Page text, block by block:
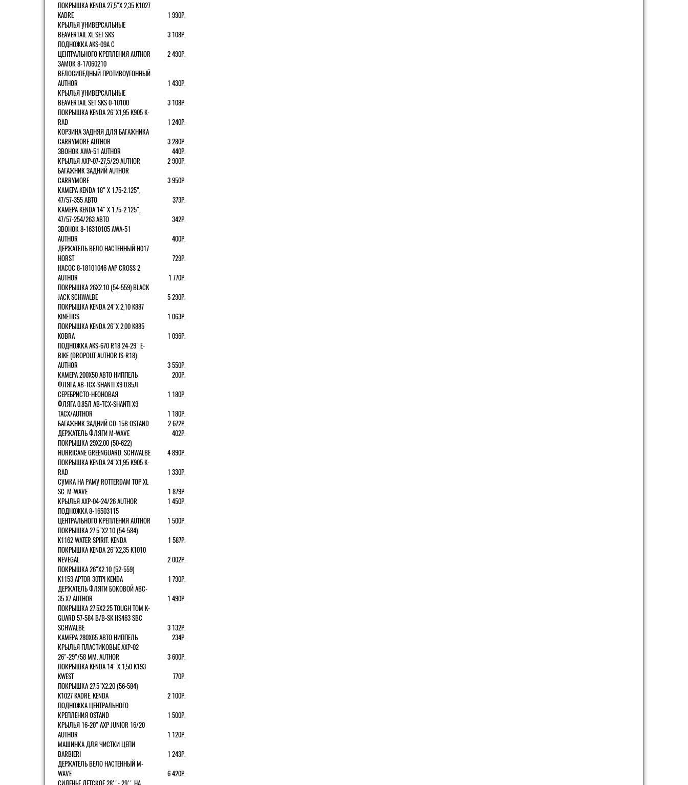
ПОКРЫШКА KENDA 27,5"Х 2,35 K1027
KADRE
1 990Р.
КРЫЛЬЯ УНИВЕРСАЛЬНЫЕ
BEAVERTAIL XL SET SKS
3 108Р.
ПОДНОЖКА AKS-09A C
ЦЕНТРАЛЬНОГО КРЕПЛЕНИЯ AUTHOR
2 490Р.
ЗАМОК 8-17060210
ВЕЛОСИПЕДНЫЙ ПРОТИВОУГОННЫЙ
AUTHOR
1 430Р.
КРЫЛЬЯ УНИВЕРСАЛЬНЫЕ
BEAVERTAIL SET SKS 0-10100
3 108Р.
ПОКРЫШКА KENDA 26"Х1,95 K905 K-
RAD
1 240Р.
КОРЗИНА ЗАДНЯЯ ДЛЯ БАГАЖНИКА
CARRYMORE AUTHOR
3 280Р.
ЗВОНОК AWA-51 AUTHOR
440Р.
КРЫЛЬЯ AXP-07-27,5/29 AUTHOR
2 900Р.
БАГАЖНИК ЗАДНИЙ AUTHOR
CARRYMORE
3 950Р.
КАМЕРА KENDA 18" Х 1.75-2.125",
47/57-355 АВТО
373Р.
КАМЕРА KENDA 14" Х 1.75-2.125",
47/57-254/263 АВТО
342Р.
ЗВОНОК 8-16310105 AWA-51
AUTHOR
400Р.
ДЕРЖАТЕЛЬ ВЕЛО НАСТЕННЫЙ H017
HORST
729Р.
НАСОС 8-18101046 AAP CROSS 2
AUTHOR
1 770Р.
ПОКРЫШКА 26X2.10 (54-559) BLACK
JACK SCHWALBE
5 290Р.
ПОКРЫШКА KENDA 24"Х 2,10 K887
KINETICS
1 063Р.
ПОКРЫШКА KENDA 26"Х 2,00 K885
KOBRA
1 096Р.
ПОДНОЖКА AKS-670 R18 24-29" E-
BIKE (DROPOUT AUTHOR IS-R18).
AUTHOR
3 550Р.
КАМЕРА 200Х50 АВТО НИППЕЛЬ
200Р.
ФЛЯГА AB-TCX-SHANTI X9 0.85Л
СЕРЕБРИСТО-НЕОНОВАЯ
1 180Р.
ФЛЯГА 0.85Л AB-TCX-SHANTI X9
TACX/AUTHOR
1 180Р.
БАГАЖНИК ЗАДНИЙ CD-15B OSTAND
2 672Р.
ДЕРЖАТЕЛЬ ФЛЯГИ M-WAVE
402Р.
ПОКРЫШКА 29X2.00 (50-622)
HURRICANE GREENGUARD. SCHWALBE
4 890Р.
ПОКРЫШКА KENDA 24"Х1,95 K905 K-
RAD
1 330Р.
СУМКА НА РАМУ ROTTERDAM TOP XL
SC. M-WAVE
1 879Р.
КРЫЛЬЯ AXP-04-24/26 AUTHOR
1 450Р.
ПОДНОЖКА 8-16503115
ЦЕНТРАЛЬНОГО КРЕПЛЕНИЯ AUTHOR
1 500Р.
ПОКРЫШКА 27.5"Х2.10 (54-584)
K1162 WATER SPIRIT. KENDA
1 587Р.
ПОКРЫШКА KENDA 26"Х2,35 K1010
NEVEGAL
2 002Р.
ПОКРЫШКА 26"Х2.10 (52-559)
K1153 APTOR 30TPI KENDA
1 790Р.
ДЕРЖАТЕЛЬ ФЛЯГИ БОКОВОЙ ABC-
35 X7 AUTHOR
1 490Р.
ПОКРЫШКА 27.5X2.25 TOUGH TOM K-
GUARD 57-584 B/B-SK HS463 SBC
SCHWALBE
3 132Р.
КАМЕРА 280Х65 АВТО НИППЕЛЬ
234Р.
КРЫЛЬЯ ПЛАСТИКОВЫЕ AXP-02
26"-29"/58 ММ. AUTHOR
3 600Р.
ПОКРЫШКА KENDA 14" Х 1,50 K193
KWEST
770Р.
ПОКРЫШКА 27.5"Х2.20 (56-584)
K1027 KADRE. KENDA
2 100Р.
ПОДНОЖКА ЦЕНТРАЛЬНОГО
КРЕПЛЕНИЯ OSTAND
1 500Р.
КРЫЛЬЯ 16-20" AXP JUNIOR 16/20
AUTHOR
1 120Р.
МАШИНКА ДЛЯ ЧИСТКИ ЦЕПИ
BARBIERI
1 243Р.
ДЕРЖАТЕЛЬ ВЕЛО НАСТЕННЫЙ M-
WAVE
6 420Р.